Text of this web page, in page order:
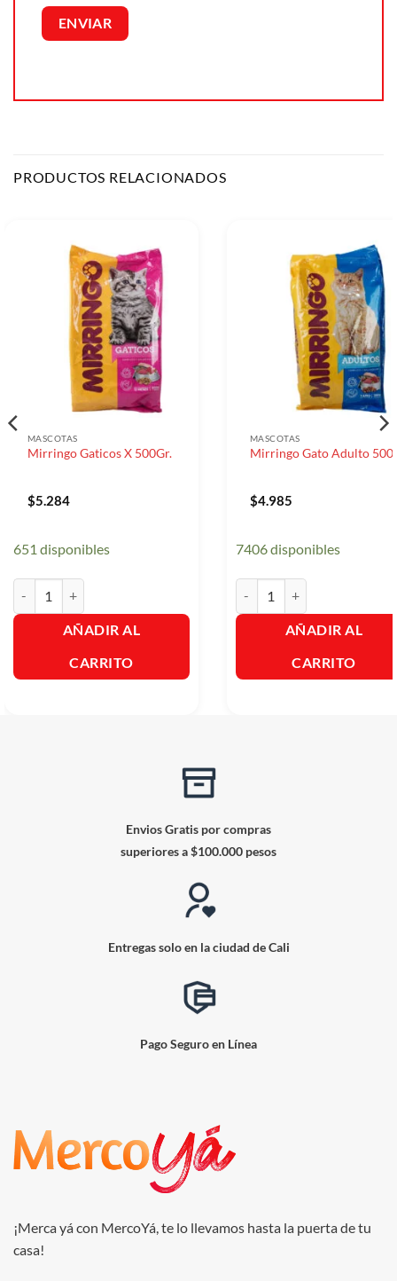
PRODUCTOS RELACIONADOS
MASCOTAS
Mirringo Gaticos X 500Gr.
$5.284
651 disponibles
AÑADIR AL
CARRITO
MASCOTAS
Mirringo Gato Adulto
$4.985
7406 disponibles
AÑADIR AL
CARRITO
Envios Gratis por compras
superiores a $100.000 pesos
Entregas solo en la ciudad de Cali
Pago Seguro en Línea
¡Merca yá con MercoYá, te lo llevamos hasta la puerta de tu
casa!